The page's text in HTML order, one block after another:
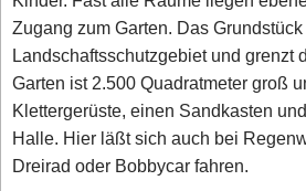
Zugang zum Garten. Das
Landschaftsschutzgebiet und grenzt
Garten ist 2.500 Quadratmeter groß
Klettergerüste, einen Sandkasten
Halle. Hier läßt sich auch bei
Dreirad oder Bobbycar fahren.